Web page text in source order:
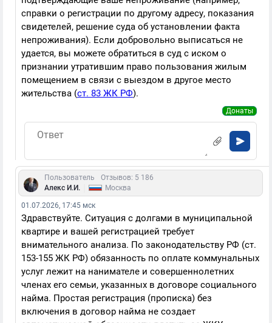
справки о регистрации по другому адресу, показания
свидетелей, решение суда об установлении факта
непроживания). Если добровольно выписаться не
удается, вы можете обратиться в суд с иском о
признании утратившим право пользования жилым
помещением в связи с выездом в другое место
жительства (ст. 83 ЖК РФ).
Донаты
Пользователь
Отзывов: 5 186
Алекс И.И.
Москва
01.07.2026, 17:45 мск
Здравствуйте. Ситуация с долгами в муниципальной
квартире и вашей регистрацией требует
внимательного анализа. По законодательству РФ (ст.
153-155 ЖК РФ) обязанность по оплате коммунальных
услуг лежит на нанимателе и совершеннолетних
членах его семьи, указанных в договоре социального
найма. Простая регистрация (прописка) без
включения в договор найма не создает